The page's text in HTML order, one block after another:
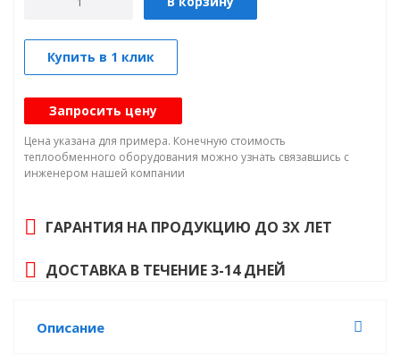
Купить в 1 клик
Запросить цену
Цена указана для примера. Конечную стоимость
теплообменного оборудования можно узнать связавшись с
инженером нашей компании
ГАРАНТИЯ НА ПРОДУКЦИЮ ДО 3Х ЛЕТ
ДОСТАВКА В ТЕЧЕНИЕ 3-14 ДНЕЙ
Описание